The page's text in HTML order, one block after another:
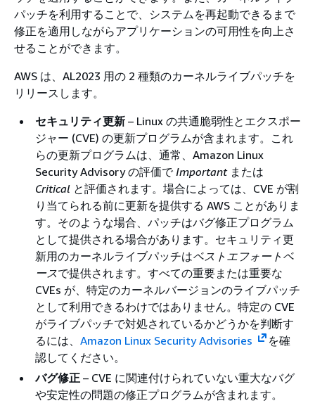
パッチを利用することで、システムを再起動できるまで
修正を適用しながらアプリケーションの可用性を向上さ
せることができます。
AWS は、AL2023 用の 2 種類のカーネルライブパッチを
リリースします。
セキュリティ更新 – Linux の共通脆弱性とエクスポー
ジャー (CVE) の更新プログラムが含まれます。これ
らの更新プログラムは、通常、Amazon Linux
Security Advisory の評価でImportantまたは
Critical と評価されます。場合によっては、CVE が割
り当てられる前に更新を提供する AWS ことがありま
す。そのような場合、パッチはバグ修正プログラム
として提供される場合があります。セキュリティ更
新用のカーネルライブパッチはベストエフォートベ
ースで提供されます。すべての重要または重要な
CVEs が、特定のカーネルバージョンのライブパッチ
として利用できるわけではありません。特定の CVE
がライブパッチで対処されているかどうかを判断す
るには、 Amazon Linux Security Advisories
を確
認してください。
バグ修正 – CVE に関連付けられていない重大なバグ
や安定性の問題の修正プログラムが含まれます。